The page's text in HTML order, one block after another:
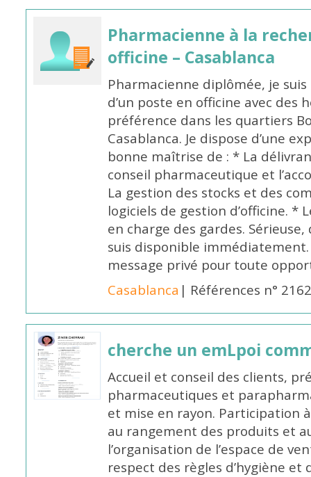
Pharmacienne à la
officine – Casablanca
Pharmacienne diplômée, je
d’un poste en officine avec des
préférence dans les quartiers
Casablanca. Je dispose d’une
bonne maîtrise de : * La
conseil pharmaceutique et
La gestion des stocks et des
logiciels de gestion d’officine. *
en charge des gardes.
suis disponible
message privé pour toute
Casablanca | Références n°
cherche un emLpoi
Accueil et conseil des clients,
pharmaceutiques et
et mise en rayon. Participation
au rangement des produits et
l’organisation de l’espace de
respect des règles d’hygiène et